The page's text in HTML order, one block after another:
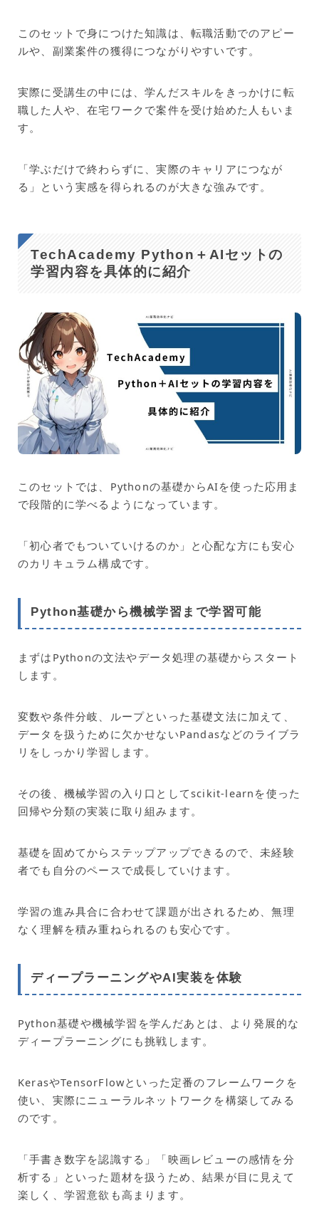
このセットで身につけた知識は、転職活動でのアピー
ルや、副業案件の獲得につながりやすいです。
実際に受講生の中には、学んだスキルをきっかけに転
職した人や、在宅ワークで案件を受け始めた人もいま
す。
「学ぶだけで終わらずに、実際のキャリアにつなが
る」という実感を得られるのが大きな強みです。
TechAcademy Python＋AIセットの
学習内容を具体的に紹介
このセットでは、Pythonの基礎からAIを使った応用ま
で段階的に学べるようになっています。
「初心者でもついていけるのか」と心配な方にも安心
のカリキュラム構成です。
Python基礎から機械学習まで学習可能
まずはPythonの文法やデータ処理の基礎からスタート
します。
変数や条件分岐、ループといった基礎文法に加えて、
データを扱うために欠かせないPandasなどのライブラ
リをしっかり学習します。
その後、機械学習の入り口としてscikit-learnを使った
回帰や分類の実装に取り組みます。
基礎を固めてからステップアップできるので、未経験
者でも自分のペースで成長していけます。
学習の進み具合に合わせて課題が出されるため、無理
なく理解を積み重ねられるのも安心です。
ディープラーニングやAI実装を体験
Python基礎や機械学習を学んだあとは、より発展的な
ディープラーニングにも挑戦します。
KerasやTensorFlowといった定番のフレームワークを
使い、実際にニューラルネットワークを構築してみる
のです。
「手書き数字を認識する」「映画レビューの感情を分
析する」といった題材を扱うため、結果が目に見えて
楽しく、学習意欲も高まります。